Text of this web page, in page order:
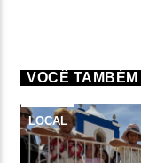
VOCÊ
LOCAL